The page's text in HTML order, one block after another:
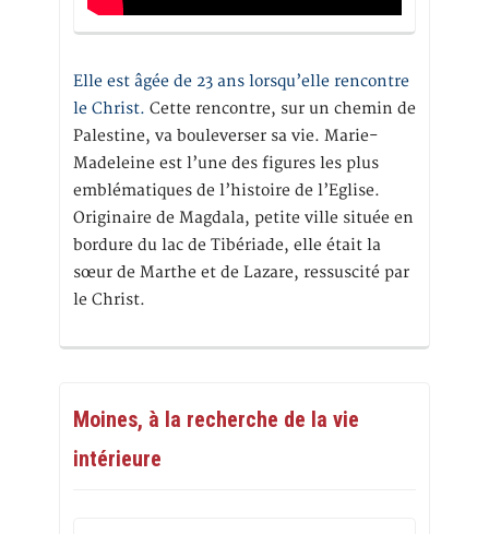
Elle est âgée de 23 ans lorsqu’elle rencontre
le Christ. Cette rencontre, sur un chemin de
Palestine, va bouleverser sa vie. Marie-
Madeleine est l’une des figures les plus
emblématiques de l’histoire de l’Eglise.
Originaire de Magdala, petite ville située en
bordure du lac de Tibériade, elle était la
sœur de Marthe et de Lazare, ressuscité par
le Christ.
Moines, à la recherche de la vie
intérieure